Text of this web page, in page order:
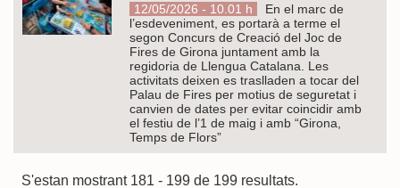
12/05/2026 - 10.01 h
En el marc de
l’esdeveniment, es portarà a terme el
segon Concurs de Creació del Joc de
Fires de Girona juntament amb la
regidoria de Llengua Catalana. Les
activitats deixen es traslladen a tocar del
Palau de Fires per motius de seguretat i
canvien de dates per evitar coincidir amb
el festiu de l’1 de maig i amb “Girona,
Temps de Flors”
S'estan mostrant 181 - 199 de 199 resultats.